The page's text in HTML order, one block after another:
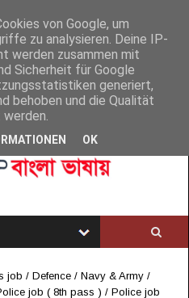
job / Defence / Navy & Army /
job ( 8th pass ) / Police job
von Google, um
zu analysieren. Deine IP-
werden zusammen mit
Sicherheit für Google
generiert,
behoben und die Qualität
OK